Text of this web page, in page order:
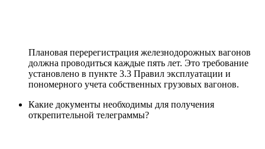
Плановая перерегистрация железнодорожных вагонов
должна проводиться каждые пять лет. Это требование
установлено в пункте 3.3 Правил эксплуатации и
пономерного учета собственных грузовых вагонов.
Какие документы необходимы для получения
открепительной телеграммы?